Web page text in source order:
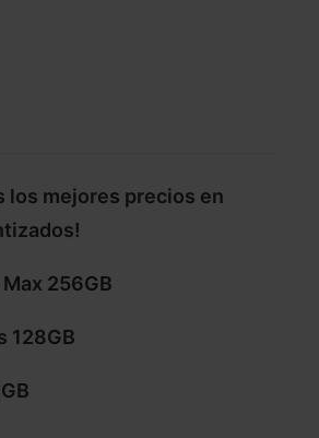
los mejores precios en
256GB
128GB